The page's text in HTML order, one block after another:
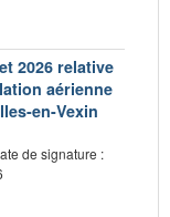
2026 relative
aérienne
en-Vexin
de signature :